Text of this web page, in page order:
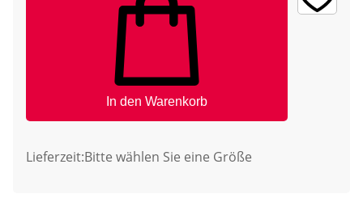
In den Warenkorb
Lieferzeit:Bitte wählen Sie eine Größe